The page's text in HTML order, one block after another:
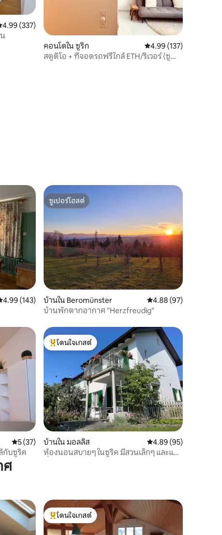
แนนเฉลี่ย 4.99 จาก 5, 337 รีวิว
4.99 (337)
คอนโดใน ซูริก คะแนนเฉลี่ย 4.99 จาก
4.99 (137)
สตูดิโอ + ที่จอดรถฟรีใกล้ ETH/ริเวอร์ (ซู
แนนเฉลี่ย 4.99 จาก 5, 143 รีวิว
4.99 (143)
ซูเปอร์โฮสต์
ซูเปอร์โฮสต์
บ้านใน Beromünster คะแนนเฉลี่ย 4.88 จาก
4.88 (97)
บ้านพักตากอากาศ "Herzfreudig"
คะแนนเฉลี่ย 5 จาก 5, 37 รีวิว
5 (37)
กับซูริค
โดนใจเกสต์ที่สุด
โดนใจเกสต์
บ้านใน มอลลิส คะแนนเฉลี่ย 4.89 จาก
4.89 (95)
ห้องนอนสบายๆ ในซูริค มีสวนเล็กๆ และแมว
ศ
โดนใจเกสต์ที่สุด
โดนใจเกสต์